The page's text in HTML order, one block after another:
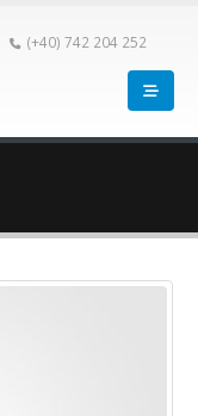
(+40) 742 204 252